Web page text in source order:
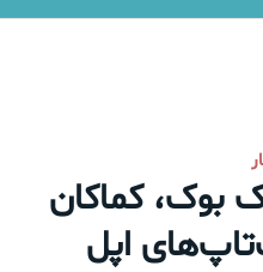
بوک، کماکان
اپل